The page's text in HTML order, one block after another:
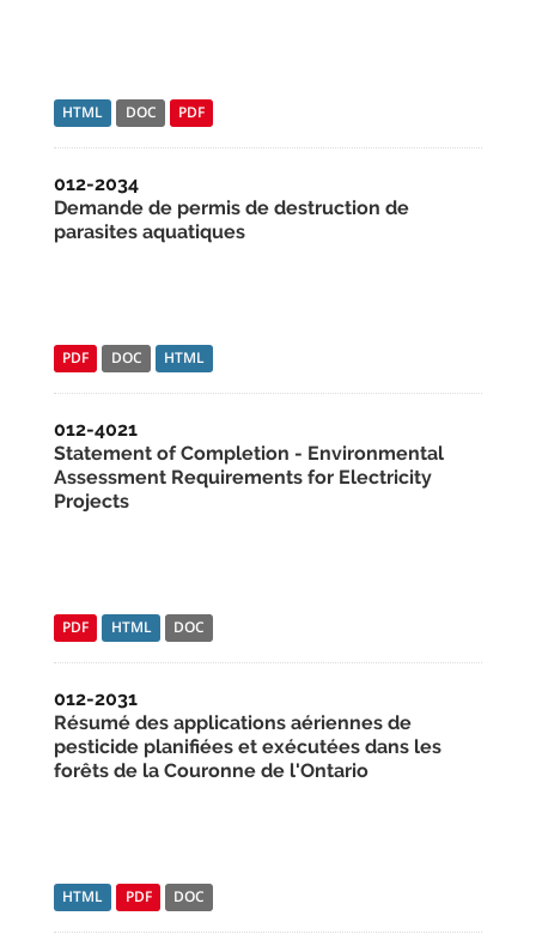
HTML DOC PDF
012-2034
Demande de permis de destruction de
parasites aquatiques
PDF DOC HTML
012-4021
Statement of Completion - Environmental
Assessment Requirements for Electricity
Projects
PDF HTML DOC
012-2031
Résumé des applications aériennes de
pesticide planifiées et exécutées dans les
forêts de la Couronne de l'Ontario
HTML PDF DOC